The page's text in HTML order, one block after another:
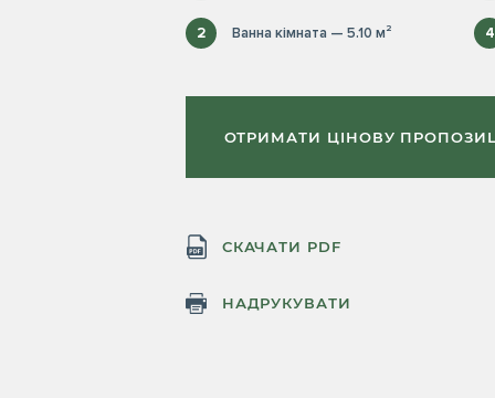
2 Ванна кімната — 5.10 м² 4
ОТРИМАТИ ЦІНОВУ
СКАЧАТИ PDF
НАДРУКУВАТИ